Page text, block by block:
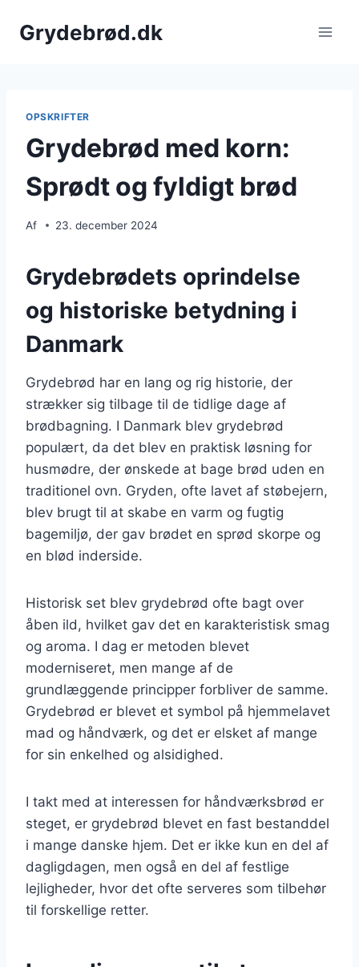
Grydebrød.dk
OPSKRIFTER
Grydebrød med korn:
Sprødt og fyldigt brød
Af 23. december 2024
Grydebrødets oprindelse
og historiske betydning i
Danmark
Grydebrød har en lang og rig historie, der
strækker sig tilbage til de tidlige dage af
brødbagning. I Danmark blev grydebrød
populært, da det blev en praktisk løsning for
husmødre, der ønskede at bage brød uden en
traditionel ovn. Gryden, ofte lavet af støbejern,
blev brugt til at skabe en varm og fugtig
bagemiljø, der gav brødet en sprød skorpe og
en blød inderside.
Historisk set blev grydebrød ofte bagt over
åben ild, hvilket gav det en karakteristisk smag
og aroma. I dag er metoden blevet
moderniseret, men mange af de
grundlæggende principper forbliver de samme.
Grydebrød er blevet et symbol på hjemmelavet
mad og håndværk, og det er elsket af mange
for sin enkelhed og alsidighed.
I takt med at interessen for håndværksbrød er
steget, er grydebrød blevet en fast bestanddel
i mange danske hjem. Det er ikke kun en del af
dagligdagen, men også en del af festlige
lejligheder, hvor det ofte serveres som tilbehør
til forskellige retter.